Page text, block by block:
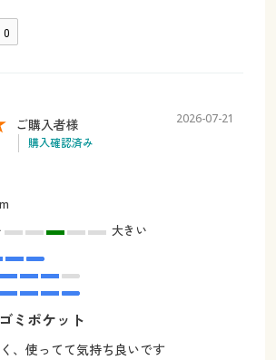
0
ご購入者様
購入確認済み
2026-07-21
大きい
ミポケット
、使ってて気持ち良いです